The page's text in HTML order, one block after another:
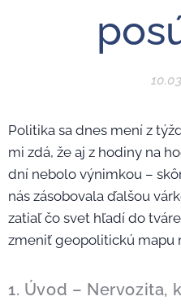
Politika sa dnes mení z
mi zdá, že aj z hodiny na
dní nebolo výnimkou –
nás zásobovala ďalšou
zatiaľ čo svet hľadí do
zmeniť geopolitickú mapu
1. Úvod – Nervozita,